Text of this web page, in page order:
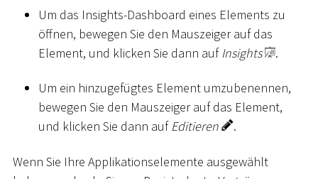
Um das Insights-Dashboard eines Elements zu
öffnen, bewegen Sie den Mauszeiger auf das
Element, und klicken Sie dann aufInsights .
Um ein hinzugefügtes Element umzubenennen,
bewegen Sie den Mauszeiger auf das Element,
und klicken Sie dann aufEditieren .
Wenn Sie Ihre Applikationselemente ausgewählt